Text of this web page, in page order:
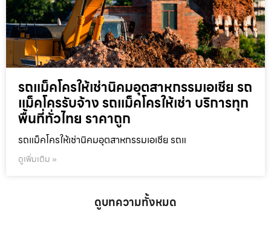
รถแม็คโครให้เช่านิคมอุตสาหกรรมเอเชีย รถ
แม็คโครรับจ้าง รถแม็คโครให้เช่า บริการทุก
พื้นที่ทั่วไทย ราคาถูก
รถแม็คโครให้เช่านิคมอุตสาหกรรมเอเชีย รถแ
ดูเพิ่มเติม »
ดูบทความทั้งหมด